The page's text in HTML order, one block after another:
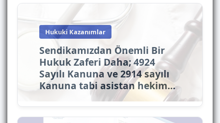
Hukuki Kazanımlar
Sendikamızdan Önemli Bir
Hukuk Zaferi Daha; 4924
Sayılı Kanuna ve 2914 sayılı
Kanuna tabi asistan hekim…